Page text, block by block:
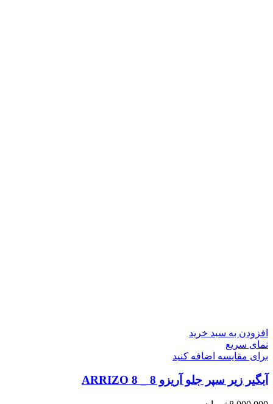
افزودن به سبد خرید
نمای سریع
برای مقایسه اضافه کنید
آبگیر زیر سپر جلو آریزو 8 _ ARRIZO 8